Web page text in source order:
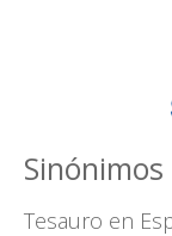
Tesauro en